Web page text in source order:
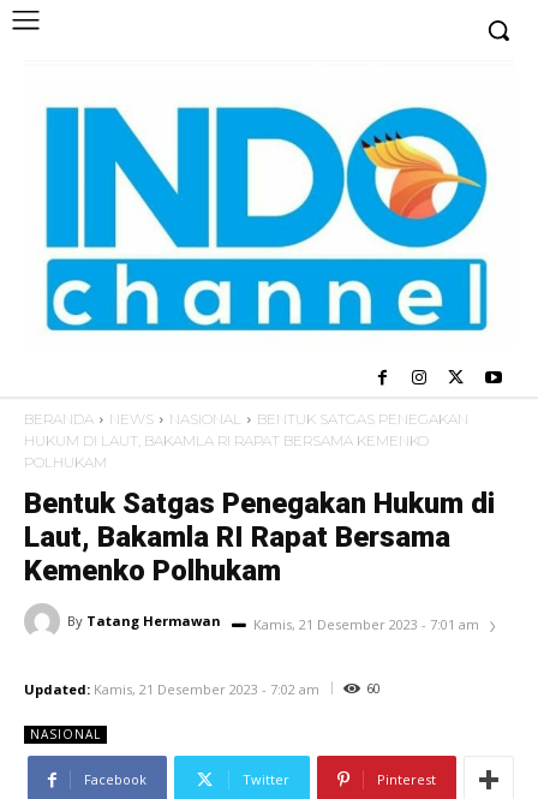
BERANDA NEWS NASIONAL
BENTUK SATGAS PENEGAKAN
HUKUM DI LAUT, BAKAMLA RI RAPAT BERSAMA KEMENKO
POLHUKAM
Bentuk Satgas Penegakan Hukum di
Laut, Bakamla RI Rapat Bersama
Kemenko Polhukam
By Tatang Hermawan Kamis, 21 Desember 2023 - 7:01 am
Updated: Kamis, 21 Desember 2023 - 7:02 am 60
NASIONAL
Facebook Twitter Pinterest